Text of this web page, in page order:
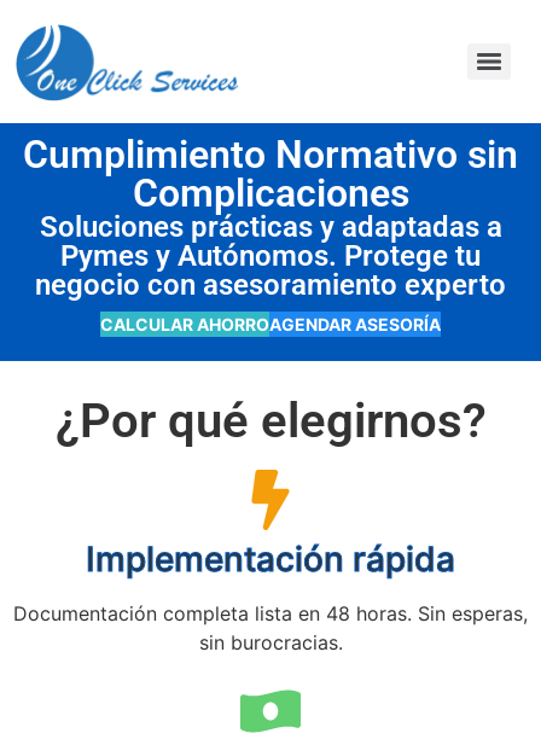
Cumplimiento Normativo sin
Complicaciones
Soluciones prácticas y adaptadas a
Pymes y Autónomos. Protege tu
negocio con asesoramiento experto
CALCULAR AHORROAGENDAR ASESORÍA
¿Por qué elegirnos?
Implementación rápida
Documentación completa lista en 48 horas. Sin esperas,
sin burocracias.